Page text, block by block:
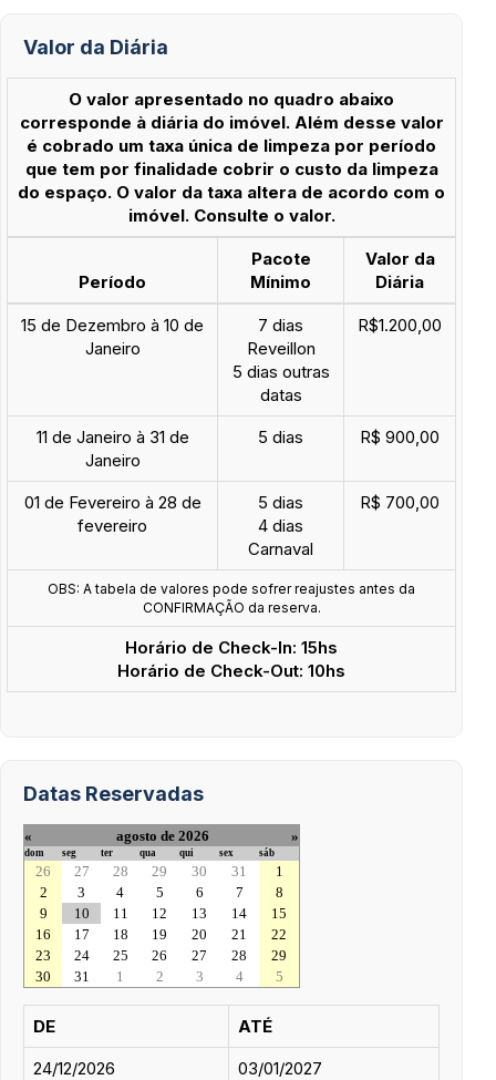
Valor da Diária
O valor apresentado no quadro abaixo
corresponde à diária do imóvel. Além desse valor
é cobrado um taxa única de limpeza por período
que tem por finalidade cobrir o custo da limpeza
do espaço. O valor da taxa altera de acordo com o
imóvel. Consulte o valor.
Período
Pacote
Mínimo
Valor da
Diária
15 de Dezembro à 10 de
Janeiro
7 dias
Reveillon
5 dias outras
datas
R$1.200,00
11 de Janeiro à 31 de
Janeiro
5 dias R$ 900,00
01 de Fevereiro à 28 de
fevereiro
5 dias
4 dias
Carnaval
R$ 700,00
OBS: A tabela de valores pode sofrer reajustes antes da
CONFIRMAÇÃO da reserva.
Horário de Check-In: 15hs
Horário de Check-Out: 10hs
Datas Reservadas
« agosto de 2026 »
dom seg ter qua qui sex sáb
26 27 28 29 30 31
1
2
3 4 5 6 7
8
9
10 11 12 13 14
15
16
17 18 19 20 21
22
23
24 25 26 27 28
29
30
31 1 2 3 4 5
DE
ATÉ
24/12/2026
03/01/2027